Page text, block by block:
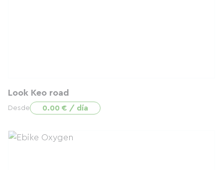
Look Keo road
Desde 0.00 € / día